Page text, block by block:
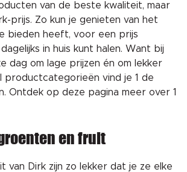
van de beste kwaliteit, maar
prijs. Zo kun je genieten van het
bieden heeft, voor een prijs
in huis kunt halen. Want bij
dag om lage prijzen én om lekker
productcategorieën vind je 1 de
Ontdek op deze pagina meer over 1
en fruit
van Dirk zijn zo lekker dat je ze elke